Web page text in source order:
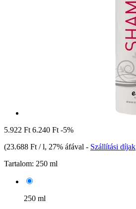
5.922 Ft 6.240 Ft -5%
(23.688 Ft / l, 27% áfával - Szállítási díjak
Tartalom: 250 ml
250 ml